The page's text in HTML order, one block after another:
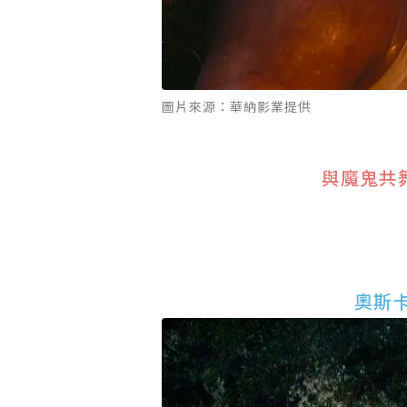
圖片來源：華納影業提供
與魔鬼共
奧斯